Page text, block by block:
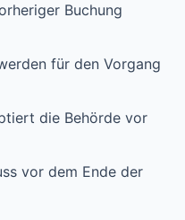
Buchung
für den Vorgang
die Behörde vor
vor dem Ende der